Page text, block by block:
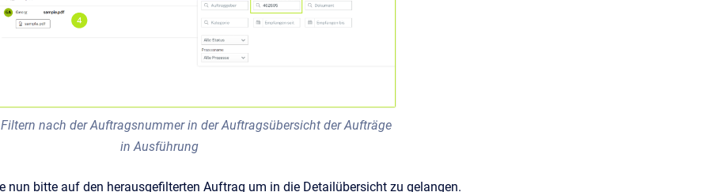
nach der Auftragsnummer in der Auftragsübersicht der Aufträge
in Ausführung
nun bitte auf den herausgefilterten Auftrag um in die Detailübersicht zu gelangen.